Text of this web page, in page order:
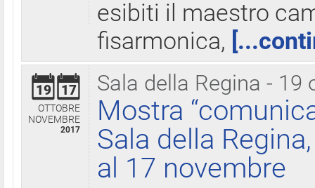
esibiti il maestro
fisarmonica,
Sala della Regina - 19
19 17
OTTOBRE
NOVEMBRE
2017
Mostra
Sala della
al 17 novembre